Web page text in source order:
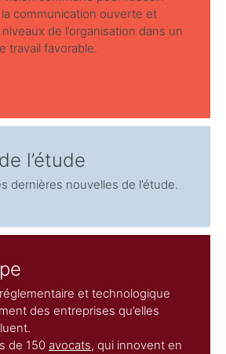
communication ouverte et
de l’organisation dans un
travail favorable.
l’étude
dernières nouvelles de l’étude.
et technologique
des entreprises qu’elles
de 150 avocats, qui innovent en